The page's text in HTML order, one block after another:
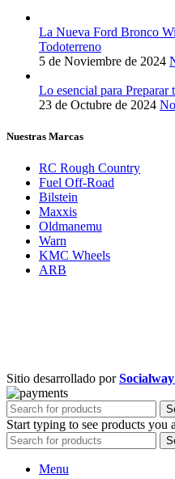
La Nueva Ford Bronco
Todoterreno
5 de Noviembre de 2024
Lo esencial para
23 de Octubre de 2024
Nuestras Marcas
RC Rough Country
Fuel Off-Road
Bilstein
Maxxis
Oldmanemu
Warn
KMC Wheels
ARB
Sitio desarrollado por
Start typing to see products you
Menu